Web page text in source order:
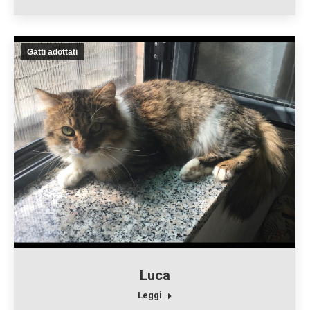
Gatti adottati
Luca
Leggi